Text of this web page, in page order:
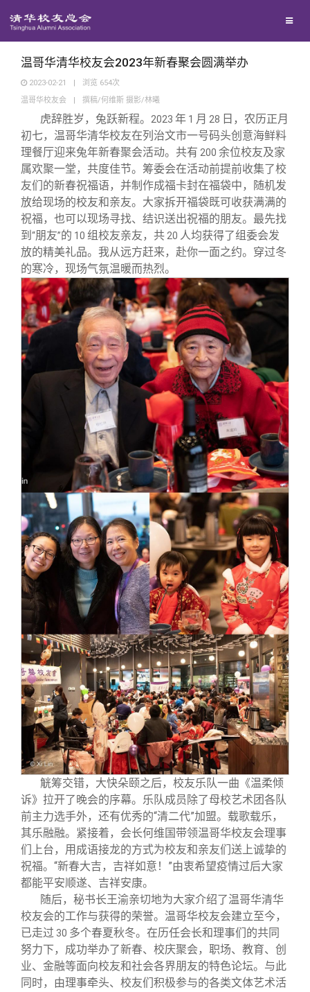
地区联络
年级联络
院系校友工作
专业委员会
兴趣群体
西南联大校友会
回馈母校
捐赠项目
捐赠新闻
捐赠纪事
捐赠方法
义工计划
媒体平台
《清华校友通讯》
《水木清华》
我要订阅
新媒体平台
百年清华
清华人物
清华故事
青春风采
校友文苑
校友讲坛
校友视界
校友服务
终身学习
信息化服务
三创大赛
实用信息
校友总会
总会简介
会长致辞
总会章程
理事会名单
制度法规
联系我们
关闭
温哥华清华校友会2023年新春聚会圆满举办
2023-02-21 | 浏览 654次
温哥华校友会
| 撰稿/何维斯 摄影/林曦
虎辞胜岁，兔跃新程。 2023 年 1 月 28 日，农历正月
初七，温哥华清华校友在列治文市一号码头创意海鲜料
理餐厅迎来兔年新春聚会活动。共有 200 余位校友及家
属欢聚一堂，共度佳节。筹委会在活动前提前收集了校
友们的新春祝福语，并制作成福卡封在福袋中，随机发
放给现场的校友和亲友。大家拆开福袋既可收获满满的
祝福，也可以现场寻找、结识送出祝福的朋友。最先找
到 “朋友”的 10 组校友亲友，共 20 人均获得了组委会发
放的精美礼品。我从远方赶来，赴你一面之约。穿过冬
的寒冷，现场气氛温暖而热烈。
觥筹交错，大快朵颐之后，校友乐队一曲《温柔倾
诉》拉开了晚会的序幕。乐队成员除了母校艺术团各队
前主力选手外，还有优秀的“清二代”加盟。载歌载乐，
其乐融融。紧接着，会长何维国带领温哥华校友会理事
们上台，用成语接龙的方式为校友和亲友们送上诚挚的
祝福。“新春大吉，吉祥如意！”由衷希望疫情过后大家
都能平安顺遂、吉祥安康。
随后，秘书长王渝亲切地为大家介绍了温哥华清华
校友会的工作与获得的荣誉。温哥华校友会建立至今，
已走过 30 多个春夏秋冬。在历任会长和理事们的共同
努力下，成功举办了新春、校庆聚会，职场、教育、创
业、金融等面向校友和社会各界朋友的特色论坛。与此
同时，由理事牵头、校友们积极参与的各类文体艺术活